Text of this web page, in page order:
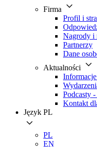
Firma
Profil i
Nagrody i
Partnerzy
Dane
Aktualności
Podcasty
Kontakt
Język PL
PL
EN